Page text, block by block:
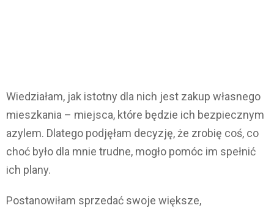
Wiedziałam, jak istotny dla nich jest zakup własnego
mieszkania – miejsca, które będzie ich bezpiecznym
azylem. Dlatego podjęłam decyzję, że zrobię coś, co
choć było dla mnie trudne, mogło pomóc im spełnić
ich plany.
Postanowiłam sprzedać swoje większe,